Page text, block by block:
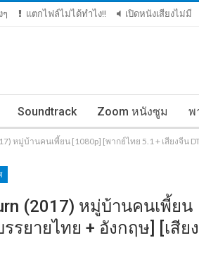
ๆ แตกไฟล์ไม่ได้ทำไง!! เปิดหนังเสียงไม่มี
Soundtrack Zoom หนังซูม พ
หมู่บ้านคนเพี้ยน [1080p] [พากย์ไทย 5.1 + เสียงจีน
(2017) หมู่บ้านคนเพี้ยน
รยายไทย + อังกฤษ] [เสียง